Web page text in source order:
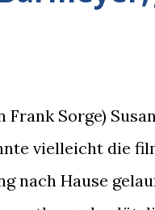
Frank Sorge)
vielleicht die
nach Hause